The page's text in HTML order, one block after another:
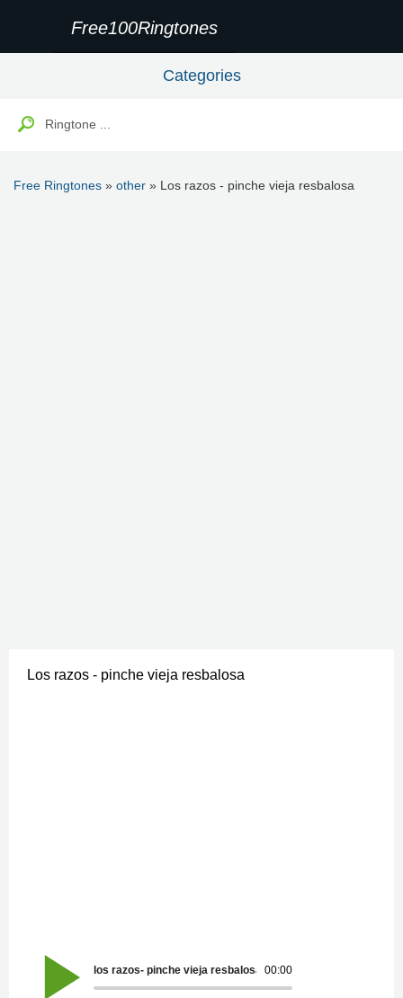
Free100Ringtones
Categories
Free Ringtones » other » Los razos - pinche vieja resbalosa
Los razos - pinche vieja resbalosa
00:00
los razos- pinche vieja resbalosa